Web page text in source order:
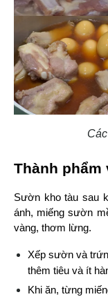
Thành
Sườn kho tàu sau
ánh, miếng sườn
vàng, thơm lừng.
Xếp sườn và
thêm tiêu và ít
Khi ăn, từng